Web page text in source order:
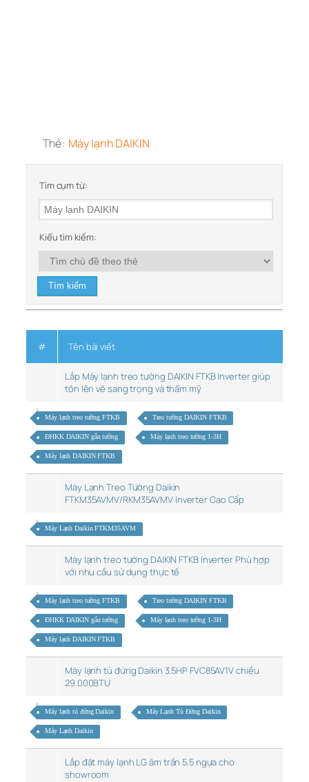
Thẻ: Máy lạnh DAIKIN
Tìm cụm từ:
Kiểu tìm kiếm:
# Tên bài viết
Lắp Máy lạnh treo tường DAIKIN FTKB Inverter giúp
tôn lên vẽ sang trọng và thẩm mỹ
Máy lạnh treo tường FTKB Treo tường DAIKIN FTKB
ĐHKK DAIKIN gắn tường Máy lạnh treo tường 1-3H
Máy lạnh DAIKIN FTKB
Máy Lạnh Treo Tường Daikin
FTKM35AVMV/RKM35AVMV Inverter Cao Cấp
Máy Lạnh Daikin FTKM35AVM
Máy lạnh treo tường DAIKIN FTKB Inverter Phù hợp
với nhu cầu sử dụng thực tế
Máy lạnh treo tường FTKB Treo tường DAIKIN FTKB
ĐHKK DAIKIN gắn tường Máy lạnh treo tường 1-3H
Máy lạnh DAIKIN FTKB
Máy lạnh tủ đứng Daikin 3.5HP FVC85AV1V chiều
29.000BTU
Máy lạnh tủ đứng Daikin Máy Lạnh Tủ Đứng Daikin
Máy Lạnh Daikin
Lắp đặt máy lạnh LG âm trần 5.5 ngựa cho
showroom